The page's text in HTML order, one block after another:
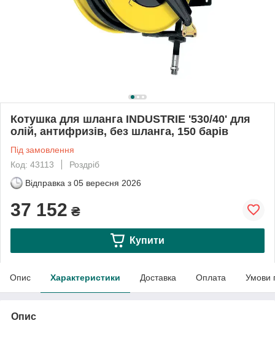
Котушка для шланга INDUSTRIE '530/40' для
олій, антифризів, без шланга, 150 барів
Під замовлення
Код: 43113
Роздріб
Відправка з 05 вересня 2026
37 152 ₴
Купити
Опис Характеристики Доставка Оплата Умови
Опис